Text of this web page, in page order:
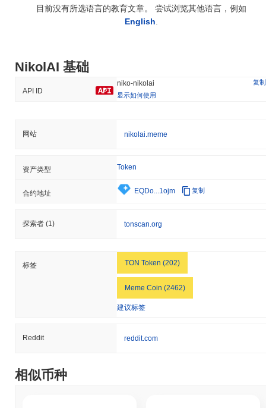
目前没有所选语言的教育文章。 尝试浏览其他语言，例如
English
NikolAI 基础
API ID
niko-nikolai
复制
显示如何使用
网站 nikolai.meme
资产类型 Token
合约地址 EQDo...1ojm 复制
探索者 (1) tonscan.org
标签 TON Token (202)
Meme Coin (2462)
建议标签
Reddit reddit.com
相似币种